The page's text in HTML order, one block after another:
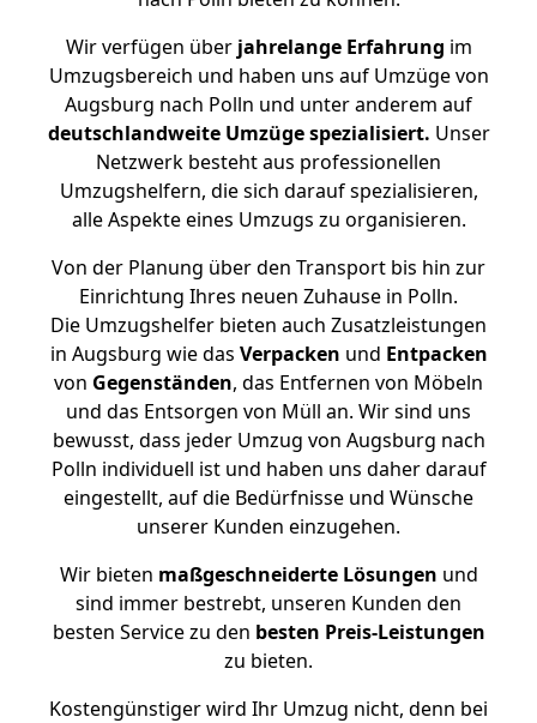
Wir verfügen überjahrelange Erfahrung im
Umzugsbereich und haben uns auf Umzüge von
Augsburg nach Polln und unter anderem auf
deutschlandweite Umzüge spezialisiert. Unser
Netzwerk besteht aus professionellen
Umzugshelfern, die sich darauf spezialisieren,
alle Aspekte eines Umzugs zu organisieren.
Von der Planung über den Transport bis hin zur
Einrichtung Ihres neuen Zuhause in Polln.
Die Umzugshelfer bieten auch Zusatzleistungen
in Augsburg wie das Verpacken und Entpacken
von Gegenständen, das Entfernen von Möbeln
und das Entsorgen von Müll an. Wir sind uns
bewusst, dass jeder Umzug von Augsburg nach
Polln individuell ist und haben uns daher darauf
eingestellt, auf die Bedürfnisse und Wünsche
unserer Kunden einzugehen.
Wir bieten maßgeschneiderte Lösungen und
sind immer bestrebt, unseren Kunden den
besten Service zu den besten Preis-Leistungen
zu bieten.
Kostengünstiger wird Ihr Umzug nicht, denn bei